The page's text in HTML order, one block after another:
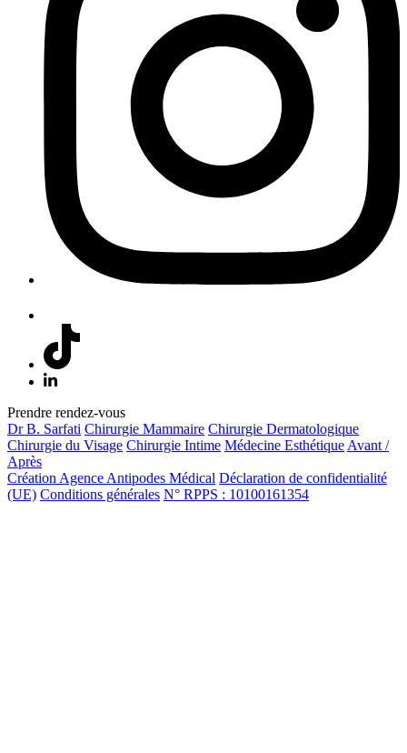
Prendre rendez-vous
Dr B. Sarfati Chirurgie Mammaire Chirurgie Dermatologique
Chirurgie du Visage Chirurgie Intime Médecine Esthétique Avant /
Après
Création Agence Antipodes Médical Déclaration de confidentialité
(UE) Conditions générales N° RPPS : 10100161354